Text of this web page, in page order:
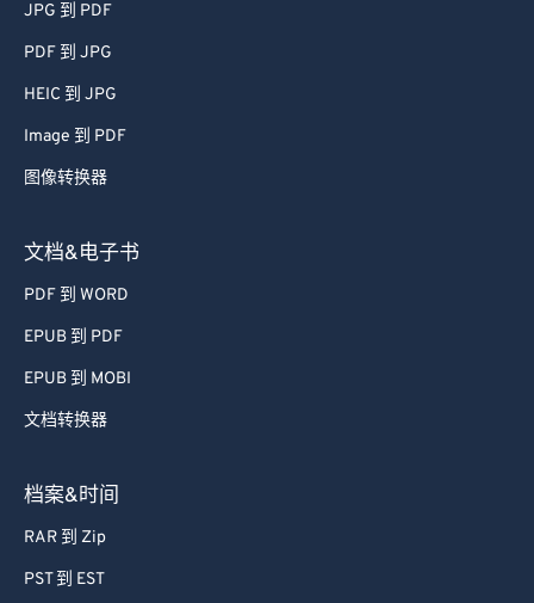
JPG 到 PDF
PDF 到 JPG
HEIC 到 JPG
Image 到 PDF
图像转换器
文档&电子书
PDF 到 WORD
EPUB 到 PDF
EPUB 到 MOBI
文档转换器
档案&时间
RAR 到 Zip
PST 到 EST